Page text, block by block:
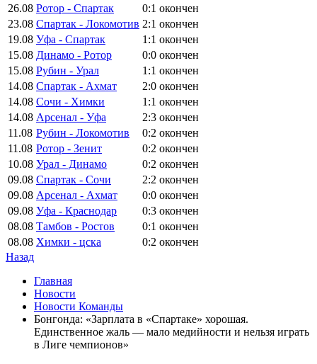
26.08 Ротор - Спартак 0:1 окончен
23.08 Спартак - Локомотив 2:1 окончен
19.08 Уфа - Спартак 1:1 окончен
15.08 Динамо - Ротор 0:0 окончен
15.08 Рубин - Урал 1:1 окончен
14.08 Спартак - Ахмат 2:0 окончен
14.08 Сочи - Химки 1:1 окончен
14.08 Арсенал - Уфа 2:3 окончен
11.08 Рубин - Локомотив 0:2 окончен
11.08 Ротор - Зенит 0:2 окончен
10.08 Урал - Динамо 0:2 окончен
09.08 Спартак - Сочи 2:2 окончен
09.08 Арсенал - Ахмат 0:0 окончен
09.08 Уфа - Краснодар 0:3 окончен
08.08 Тамбов - Ростов 0:1 окончен
08.08 Химки - цска 0:2 окончен
Назад
Главная
Новости
Новости Команды
Бонгонда: «Зарплата в «Спартаке» хорошая.
Единственное жаль — мало медийности и нельзя играть
в Лиге чемпионов»